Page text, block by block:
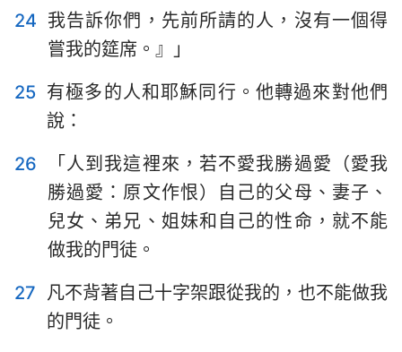
24 我告訴你們，先前所請的人，沒有一個得
嘗我的筵席。』」
25 有極多的人和耶穌同行。他轉過來對他們
說：
26
「人到我這裡來，若不愛我勝過愛（愛我
勝過愛：原文作恨）自己的父母、妻子、
兒女、弟兄、姐妹和自己的性命，就不能
做我的門徒。
27 凡不背著自己十字架跟從我的，也不能做我
的門徒。